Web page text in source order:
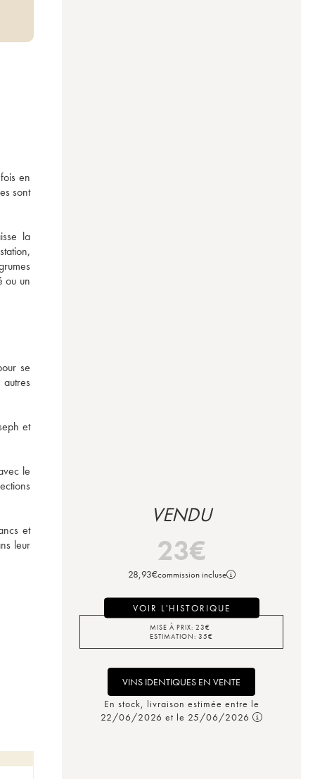
en
sont
la
ou un
se
et
le
et
leur
VENDU
23€
28,93€commission incluse
VOIR L'HISTORIQUE
MISE À PRIX: 23€
ESTIMATION: 35€
VINS IDENTIQUES EN VENTE
En stock, livraison estimée entre le
22/06/2026 et le 25/06/2026